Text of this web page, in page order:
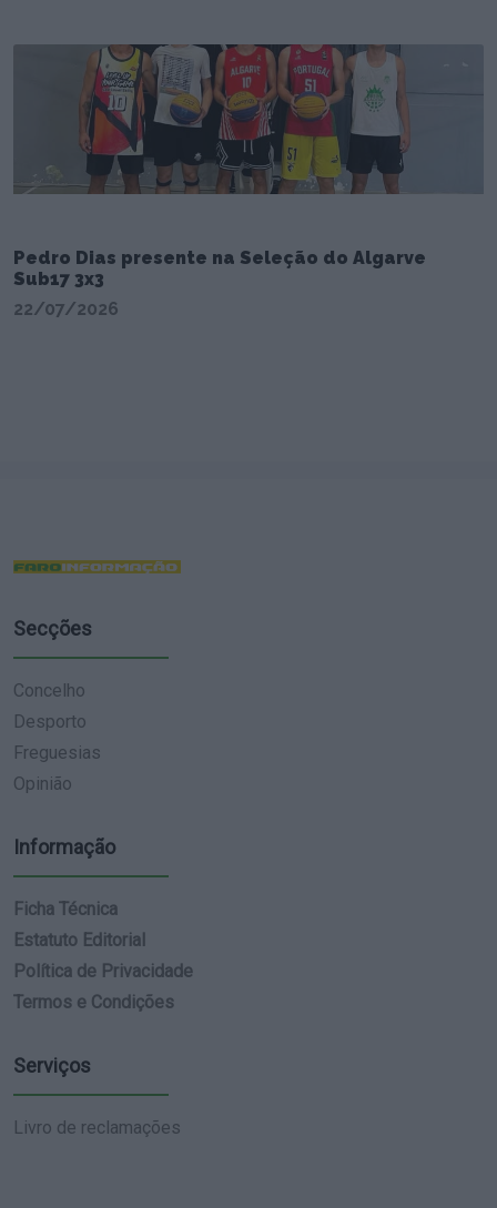
Pedro Dias presente na Seleção do Algarve
Sub17 3x3
22/07/2026
Secções
Concelho
Desporto
Freguesias
Opinião
Informação
Ficha Técnica
Estatuto Editorial
Política de Privacidade
Termos e Condições
Serviços
Livro de reclamações